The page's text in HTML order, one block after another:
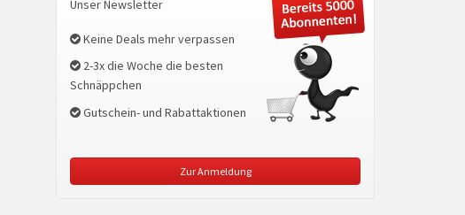
Unser Newsletter
Keine Deals mehr verpassen
2-3x die Woche die besten
Schnäppchen
Gutschein- und Rabattaktionen
Zur Anmeldung